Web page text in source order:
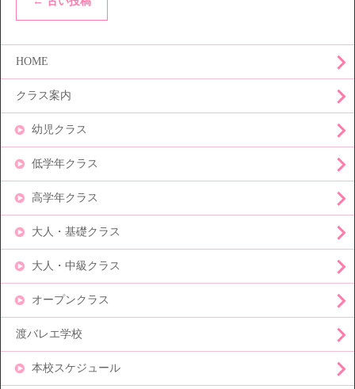
HOME
クラス案内
幼児クラス
低学年クラス
高学年クラス
大人・基礎クラス
大人・中級クラス
オープンクラス
渡バレエ学校
本校スケジュール